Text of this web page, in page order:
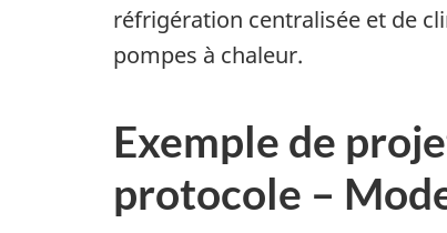
réfrigération centralisée et de
pompes à chaleur.
Exemple de
protocole –